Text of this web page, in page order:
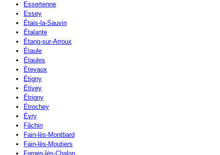
Essertenne
Essey
Étais-la-Sauvin
Étalante
Étang-sur-Arroux
Étaule
Étaules
Étevaux
Étigny
Étivey
Étrigny
Étrochey
Évry
Fâchin
Fain-lès-Montbard
Fain-lès-Moutiers
Farges-lès-Chalon